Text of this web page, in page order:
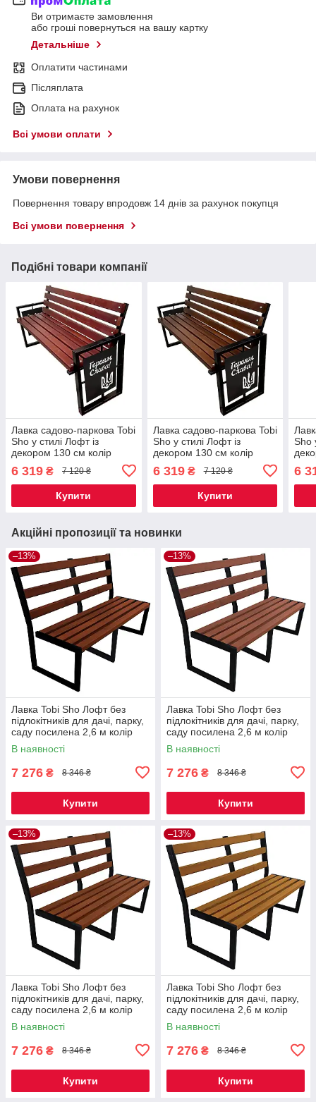
Ви отримаєте замовлення
або гроші повернуться на вашу картку
Детальніше
Оплатити частинами
Післяплата
Оплата на рахунок
Всі умови оплати
Умови повернення
Повернення товару впродовж 14 днів за рахунок покупця
Всі умови повернення
Подібні товари компанії
Лавка садово-паркова Tobi
Sho у стилі Лофт із
декором 130 см колір
6 319 ₴ 7 120 ₴
Купити
Лавка садово-паркова Tobi
Sho у стилі Лофт із
декором 130 см колір
6 319₴ 7 120 ₴
Купити
Sho
6
Акційні пропозиції та новинки
–13%
Лавка Tobi Sho Лофт без
підлокітників для дачі, парку,
саду посилена 2,6 м колір
каштан
В наявності
7 276 ₴ 8 346 ₴
Купити
–13%
Лавка Tobi Sho Лофт без
підлокітників для дачі, парку,
саду посилена 2,6 м колір
черешня
В наявності
7 276 ₴ 8 346 ₴
Купити
–13%
Лавка Tobi Sho Лофт без
підлокітників для дачі, парку,
саду посилена 2,6 м колір
макасар
В наявності
7 276 ₴ 8 346 ₴
Купити
–13%
Лавка Tobi Sho Лофт без
підлокітників для дачі, парку,
саду посилена 2,6 м колір
дуб
В наявності
7 276 ₴ 8 346 ₴
Купити